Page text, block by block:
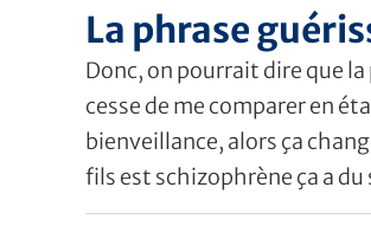
La phrase
Donc, on pourrait dire que
cesse de me comparer en
bienveillance, alors ça
fils est schizophrène ça a